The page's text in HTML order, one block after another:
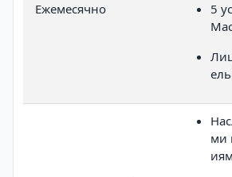
Ежемесячно
5
ми